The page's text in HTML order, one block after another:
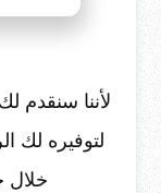
لأننا سنقدم
لتوفيره لك
خلال